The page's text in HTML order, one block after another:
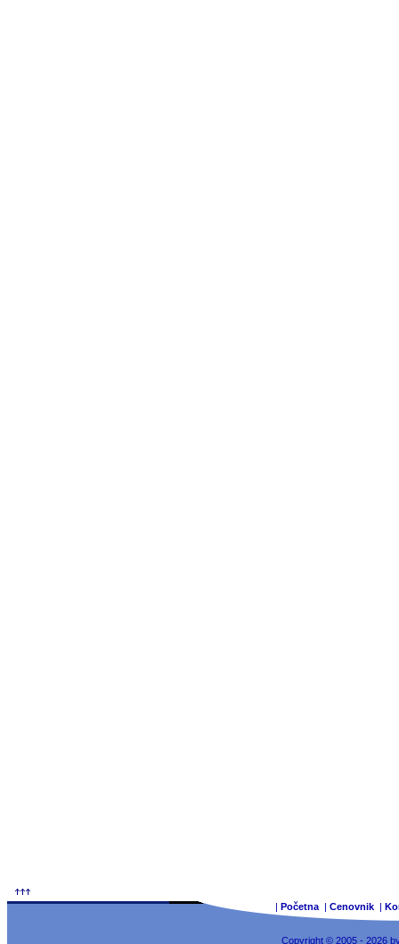
| Početna | Cenovnik |
Copyright © 2005 - 2026